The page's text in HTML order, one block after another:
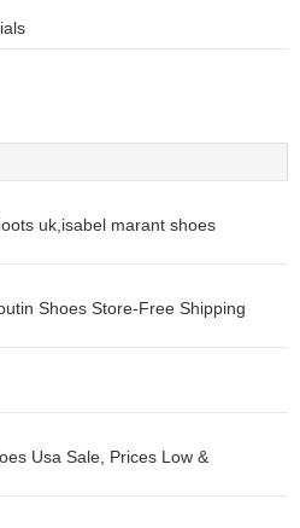
uk,isabel marant shoes
Shoes Store-Free Shipping
Usa Sale, Prices Low &